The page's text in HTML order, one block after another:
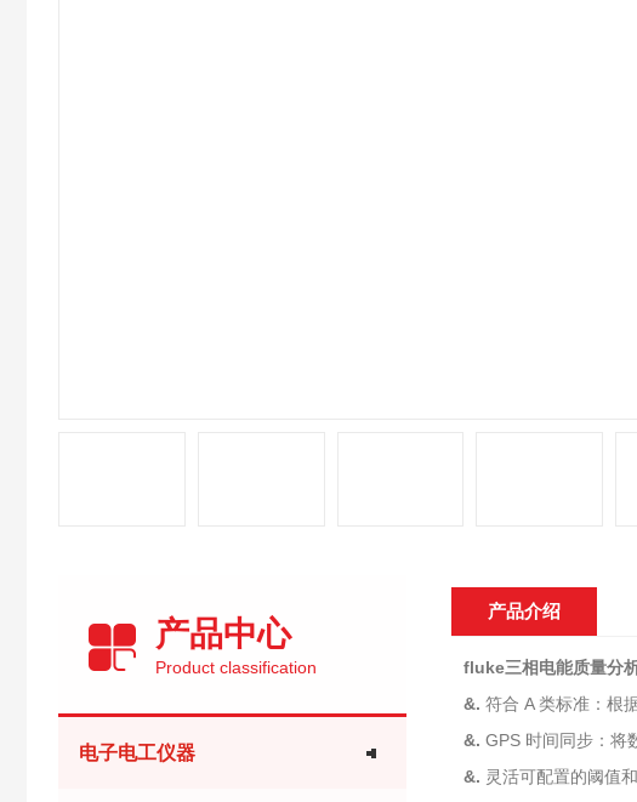
产品中心
Product classification
电子电工仪器
产品介绍
fluke三相电能质量分
&.符合 A 类标准：根
&.GPS 时间同步：将
&. 灵活可配置的阈值